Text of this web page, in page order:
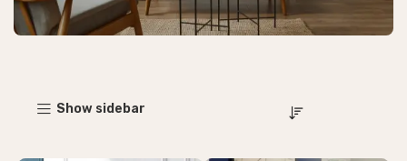
Börja handla
Show sidebar